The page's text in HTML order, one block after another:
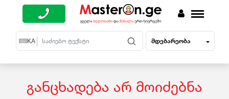
EN KA RU მდებარეობა
განცხადება არ მოიძებნა